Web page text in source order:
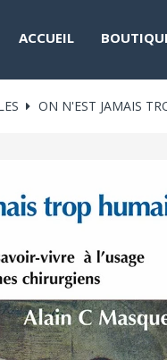
ACCUEIL
ON N'EST JAMAIS